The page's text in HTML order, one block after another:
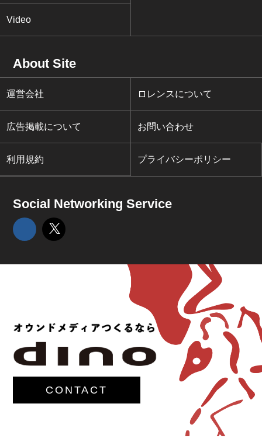
Video
About Site
運営会社 ロレンスについて
広告掲載について お問い合わせ
利用規約 プライバシーポリシー
Social Networking Service
CONTACT